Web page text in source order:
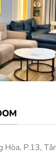
P.13,